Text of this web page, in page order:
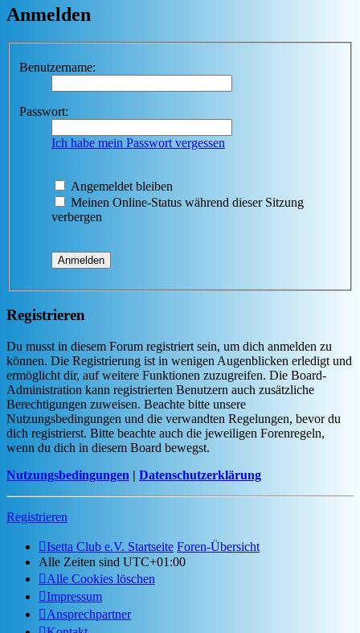
Anmelden
Benutzername:
Passwort:
Ich habe mein Passwort vergessen
Angemeldet bleiben
Meinen Online-Status während dieser Sitzung
verbergen
Registrieren
Du musst in diesem Forum registriert sein, um dich anmelden zu
können. Die Registrierung ist in wenigen Augenblicken erledigt und
ermöglicht dir, auf weitere Funktionen zuzugreifen. Die Board-
Administration kann registrierten Benutzern auch zusätzliche
Berechtigungen zuweisen. Beachte bitte unsere
Nutzungsbedingungen und die verwandten Regelungen, bevor du
dich registrierst. Bitte beachte auch die jeweiligen Forenregeln,
wenn du dich in diesem Board bewegst.
Nutzungsbedingungen | Datenschutzerklärung
Registrieren
Isetta Club e.V. Startseite Foren-Übersicht
Alle Zeiten sind UTC+01:00
Alle Cookies löschen
Impressum
Ansprechpartner